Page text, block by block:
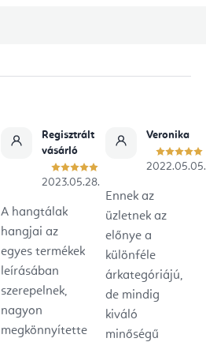
Regisztrált
vásárló
2023.05.28.
A hangtálak
hangjai az
egyes termékek
leírásában
szerepelnek,
nagyon
megkönnyítette
Veronika
2022.05.05.
Ennek az
üzletnek az
előnye a
különféle
árkategóriájú,
de mindig
kiváló
minőségű